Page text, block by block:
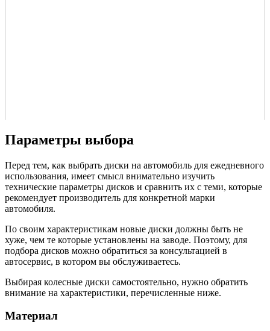
Параметры выбора
Перед тем, как выбрать диски на автомобиль для ежедневного
использования, имеет смысл внимательно изучить
технические параметры дисков и сравнить их с теми, которые
рекомендует производитель для конкретной марки
автомобиля.
По своим характеристикам новые диски должны быть не
хуже, чем те которые установлены на заводе. Поэтому, для
подбора дисков можно обратиться за консультацией в
автосервис, в котором вы обслуживаетесь.
Выбирая колесные диски самостоятельно, нужно обратить
внимание на характеристики, перечисленные ниже.
Материал